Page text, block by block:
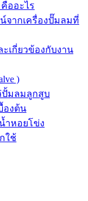
ออะไร
จากเครื่องปั๊มลมที่
เกี่ยวข้องกับงาน
)
มลมลูกสูบ
องต้น
ำหอยโข่ง
ใช้